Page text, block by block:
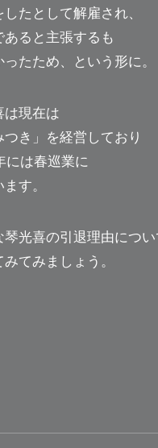
たとして解雇され、
あると主張するも
たため、という形に。
は現在は
き」を経営しており
には春巡業に
す。
光喜の引退理由につい
てみましょう。